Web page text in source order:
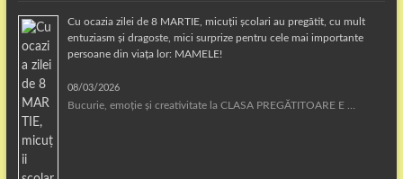
Cu ocazia zilei de 8 MARTIE, micuții școlari au pregătit, cu mult
entuziasm și dragoste, mici surprize pentru cele mai importante
persoane din viața lor: MAMELE!
08/03/2026
Bucurie, emoție și creativitate la CLASA PREGĂTITOARE E …